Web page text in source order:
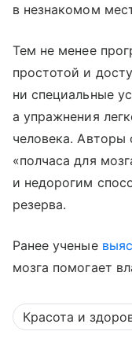
в незнакомом
Тем не менее
простотой и
ни специальные
а упражнения
человека. Авторы
«полчаса для
и недорогим
резерва.
Ранее ученые
мозга помогает
Красота и